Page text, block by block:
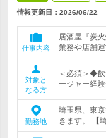
情報更新日：2026/06/22
仕事内容
居酒屋『炭
業務や店舗運
対象と
なる方
＜必須＞◆
ージャー経
勤務地
埼玉県、東
きます。 【